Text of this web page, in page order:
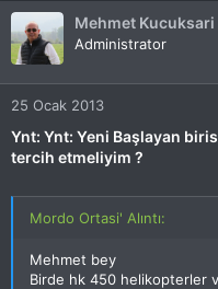
Mehmet Kucuksari
Administrator
25 Ocak 2013
Ynt: Ynt: Yeni Başlayan
tercih etmeliyim ?
Mordo Ortasi' Alıntı:
Mehmet bey
Birde hk 450 helikopterler